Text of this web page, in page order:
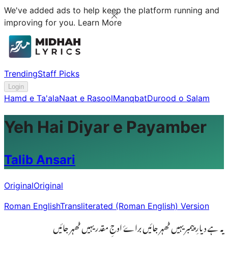
We've added ads to help keep the platform running and
improving for you. Learn More
TrendingStaff Picks
Login
Hamd e Ta'alaNaat e RasoolManqbatDurood o Salam
Yeh Hai Diyar e Payamber
Talib Ansari
OriginalOriginal
Roman EnglishTransliterated (Roman English) Version
یہ ہے دیارِ پیمبر یہیں ٹھہر جائیں براۓ اوجِ مقدر یہیں ٹھہر جائیں